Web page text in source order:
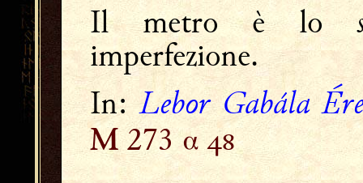
Il metro è lo
imperfezione.
In: Lebor Gabála
M273 α 